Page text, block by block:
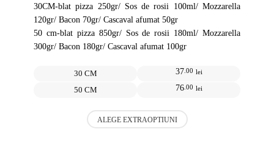
alese
în
pagina
produsului.
30CM-blat pizza 250gr/ Sos de rosii 100ml/ Mozzarella
120gr/ Bacon 70gr/ Cascaval afumat 50gr
50 cm-blat pizza 850gr/ Sos de rosii 180ml/ Mozzarella
300gr/ Bacon 180gr/ Cascaval afumat 100gr
30 CM 37.00 lei
50 CM 76.00 lei
Acest
produs
ALEGE EXTRAOPTIUNI